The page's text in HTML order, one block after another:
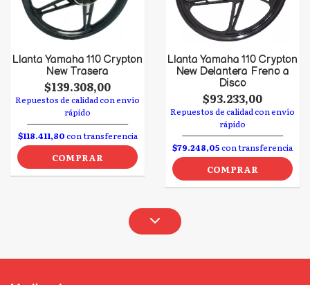
Llanta Yamaha 110 Crypton
New Trasera
$139.308,00
Repuestos de calidad con envío
rápido
$118.411,80con transferencia
COMPRAR
Llanta Yamaha 110 Crypton
New Delantera Freno a
Disco
$93.233,00
Repuestos de calidad con envío
rápido
$79.248,05con transferencia
COMPRAR